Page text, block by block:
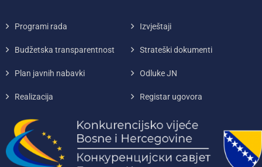
Programi rada Izvještaji
Budžetska transparentnost Strateški dokumenti
Plan javnih nabavki Odluke JN
Realizacija Registar ugovora